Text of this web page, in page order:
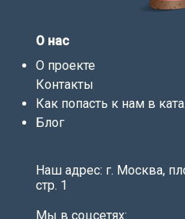
О нас
О проекте
Контакты
Как попасть к нам в
Блог
Наш адрес: г. Москва,
стр. 1
Мы в соцсетях: